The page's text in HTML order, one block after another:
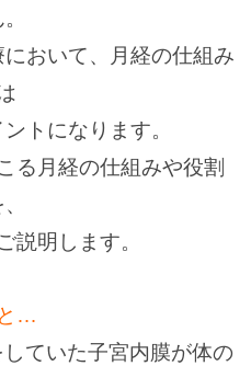
おいて、月経の仕組み
トになります。
る月経の仕組みや役割
説明します。
…
ていた子宮内膜が体の